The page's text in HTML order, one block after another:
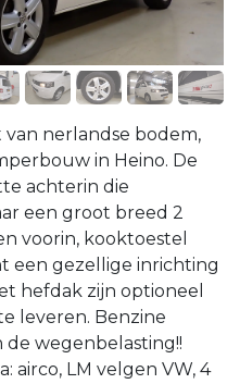
nerlandse bodem,
in Heino. De
achterin die
een groot breed 2
voorin, kooktoestel
een gezellige inrichting
hefdak zijn optioneel
leveren. Benzine
wegenbelasting!!
airco, LM velgen VW, 4